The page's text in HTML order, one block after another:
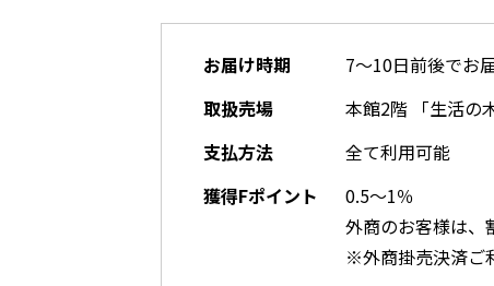
お届け時期
7～10日前後でお
取扱売場
本館2階 「生活の
支払方法
全て利用可能
獲得Fポイント
0.5～1％
外商のお客様は、
※外商掛売決済ご